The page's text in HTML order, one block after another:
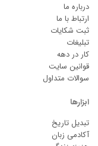
درباره ما
ارتباط با ما
ثبت شکایات
تبلیغات
کار در دهه
قوانین سایت
سوالات متداول
ابزارها
تبدیل تاریخ
آکادمی زبان